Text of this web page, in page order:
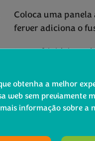
Coloca uma panela
ferver adiciona o
Numa frigideira
Adiciona o alho
tomates cherry
Enquanto os
obtenha a melhor
web sem previamente
informação sobre a